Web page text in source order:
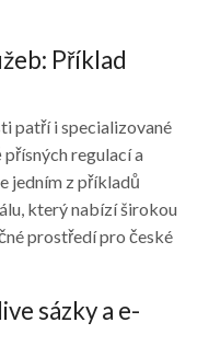
Příklad
patří i specializované
regulací a
jedním z příkladů
který nabízí širokou
prostředí pro české
sázky a e-